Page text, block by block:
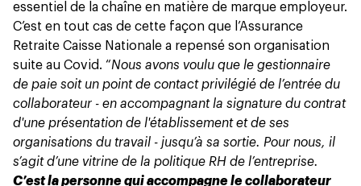
essentiel de la chaîne en matière de marque employeur.
C’est en tout cas de cette façon que l’Assurance
Retraite Caisse Nationale a repensé son organisation
suite au Covid. “Nous avons voulu que le gestionnaire
de paie soit un point de contact privilégié de l’entrée du
collaborateur - en accompagnant la signature du contrat
d'une présentation de l'établissement et de ses
organisations du travail - jusqu’à sa sortie. Pour nous, il
s’agit d’une vitrine de la politique RH de l’entreprise.
C’est la personne qui accompagne le collaborateur